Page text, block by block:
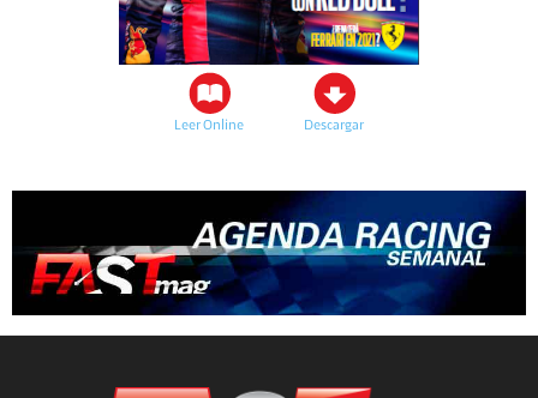
Leer Online Descargar